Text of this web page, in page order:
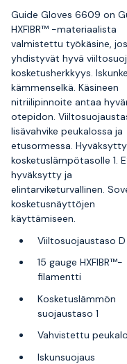
Guide Gloves 6609 on
HXFIBR™ -materiaalista
valmistettu työkäsine,
yhdistyvät hyvä
kosketusherkkyys.
kämmenselkä. Käsineen
nitriilipinnoite antaa
otepidon.
lisävahvike peukalossa ja
etusormessa. Hyväksytty
kosketuslämpötasolle 1.
hyväksytty ja
elintarviketurvallinen.
kosketusnäyttöjen
käyttämiseen.
Viiltosuojaustaso D
15 gauge HXFIBR™-
filamentti
Kosketuslämmön
suojaustaso 1
Vahvistettu
Iskunsuojaus